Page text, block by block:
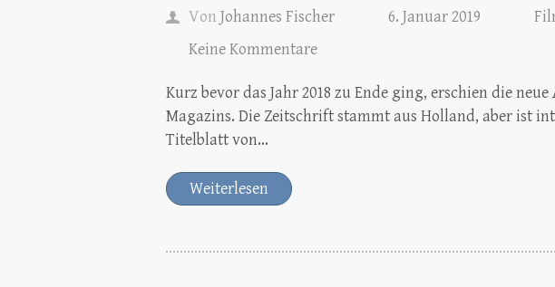
Von Johannes Fischer 6. Januar 2019
Keine Kommentare
Kurz bevor das Jahr 2018 zu Ende ging, erschien die neue
Magazins. Die Zeitschrift stammt aus Holland, aber ist
Titelblatt von…
Weiterlesen